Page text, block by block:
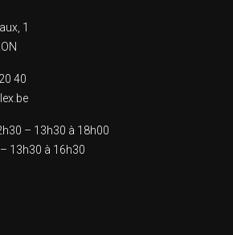
1
40
– 13h30 à 18h00
13h30 à 16h30